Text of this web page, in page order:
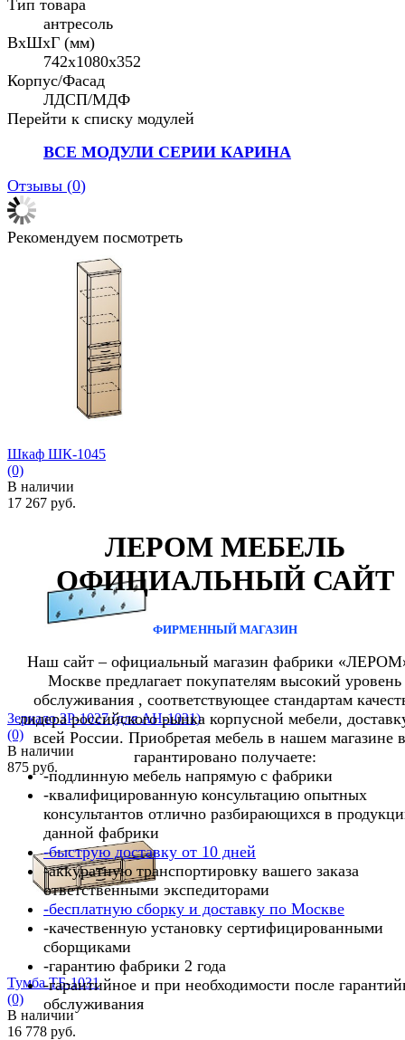
Тип товара
антресоль
ВхШхГ (мм)
742х1080х352
Корпус/Фасад
ЛДСП/МДФ
Перейти к списку модулей
ВСЕ МОДУЛИ СЕРИИ КАРИНА
Отзывы (0)
Рекомендуем посмотреть
избранное сравнить
Шкаф ШК-1045
(0)
В наличии
17 267 руб.
избранное сравнить
Зеркало ЗР-1027 (для АН-1031)
(0)
В наличии
875 руб.
Тумба ТБ-1031
(0)
В наличии
16 778 руб.
ЛЕРОМ МЕБЕЛЬ
ОФИЦИАЛЬНЫЙ САЙТ
ФИРМЕННЫЙ МАГАЗИН
Наш сайт – официальный магазин фабрики
Москве предлагает покупателям высокий уровень
обслуживания , соответствующее стандартам
лидера российского рынка корпусной мебели,
всей России. Приобретая мебель в нашем магазине
гарантировано получаете:
-подлинную мебель напрямую с фабрики
-квалифицированную консультацию опытных
консультантов отлично разбирающихся в
данной фабрики
-быструю доставку от 10 дней
-аккуратную транспортировку вашего заказа
ответственными экспедиторами
-бесплатную сборку и доставку по Москве
-качественную установку сертифицированными
сборщиками
-гарантию фабрики 2 года
-гарантийное и при необходимости после
обслуживания